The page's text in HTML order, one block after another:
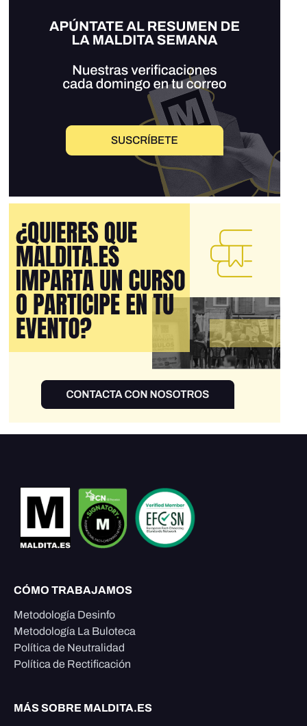
CÓMO TRABAJAMOS
Metodología Desinfo
Metodología La Buloteca
Política de Neutralidad
Política de Rectificación
MÁS SOBRE MALDITA.ES